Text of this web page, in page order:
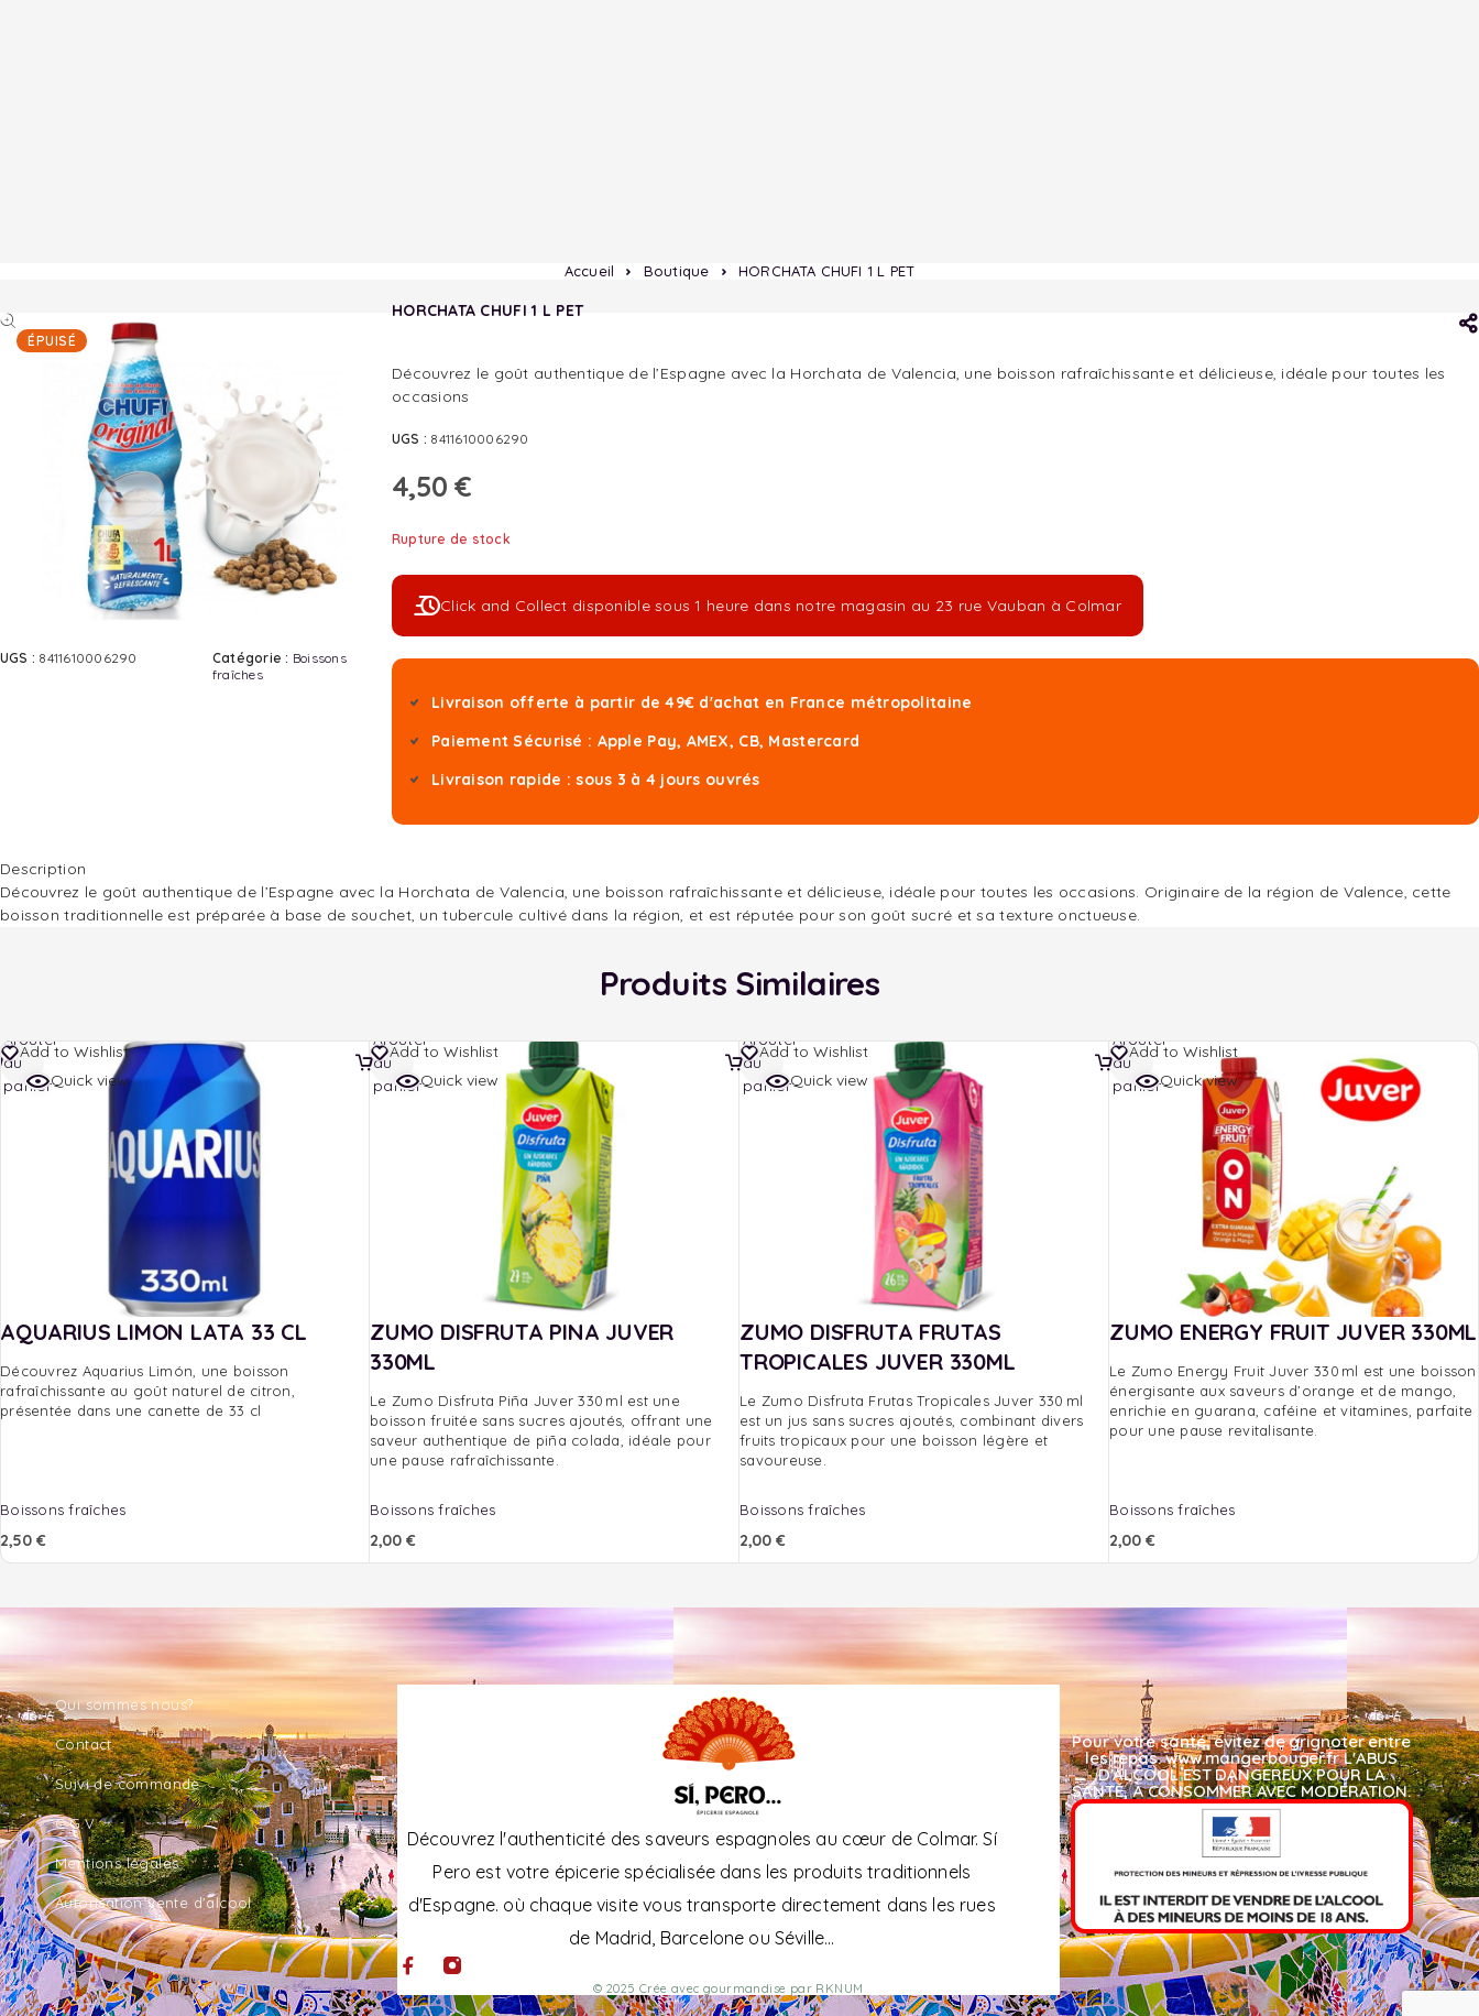
Accueil Boutique HORCHATA CHUFI 1 L PET
ÉPUISÉ
UGS : 8411610006290 Catégorie : Boissons
fraîches
HORCHATA CHUFI 1 L PET
Découvrez le goût authentique de l’Espagne avec la Horchata de Valencia, une boisson rafraîchissante et délicieuse, idéale pour toutes les
occasions
UGS : 8411610006290
4,50€
Rupture de stock
Click and Collect disponible sous 1 heure dans notre magasin au 23 rue Vauban à Colmar
Livraison offerte à partir de 49€ d'achat en France métropolitaine
Paiement Sécurisé : Apple Pay, AMEX, CB, Mastercard
Livraison rapide : sous 3 à 4 jours ouvrés
Description
Découvrez le goût authentique de l’Espagne avec la Horchata de Valencia, une boisson rafraîchissante et délicieuse, idéale pour toutes les occasions. Originaire de la région de Valence, cette
boisson traditionnelle est préparée à base de souchet, un tubercule cultivé dans la région, et est réputée pour son goût sucré et sa texture onctueuse.
Produits Similaires
Add to Wishlist
Quick view
AQUARIUS LIMON LATA 33 CL
Découvrez Aquarius Limón, une boisson
rafraîchissante au goût naturel de citron,
présentée dans une canette de 33 cl
Boissons fraîches
2,50 €
Ajouter
au
panier
Add to Wishlist
Quick view
ZUMO DISFRUTA PINA JUVER
330ML
Le Zumo Disfruta Piña Juver 330 ml est une
boisson fruitée sans sucres ajoutés, offrant une
saveur authentique de piña colada, idéale pour
une pause rafraîchissante.
Boissons fraîches
2,00 €
Ajouter
au
panier
Add to Wishlist
Quick view
ZUMO DISFRUTA FRUTAS
TROPICALES JUVER 330ML
Le Zumo Disfruta Frutas Tropicales Juver 330 ml
est un jus sans sucres ajoutés, combinant divers
fruits tropicaux pour une boisson légère et
savoureuse.
Boissons fraîches
2,00 €
Ajouter
au
panier
Add to Wishlist
Quick view
ZUMO ENERGY FRUIT JUVER 330ML
Le Zumo Energy Fruit Juver 330 ml est une boisson
énergisante aux saveurs d’orange et de mango,
enrichie en guarana, caféine et vitamines, parfaite
pour une pause revitalisante.
Boissons fraîches
2,00 €
Ajouter
au
panier
Qui sommes nous?
Contact
Suivi de commande
C.G.V
Mentions légales
Autorisation vente d'alcool
Découvrez l'authenticité des saveurs espagnoles au cœur de Colmar. Sí
Pero est votre épicerie spécialisée dans les produits traditionnels
d'Espagne. où chaque visite vous transporte directement dans les rues
de Madrid, Barcelone ou Séville...
© 2025 Crée avec gourmandise par RKNUM
Pour votre santé, évitez de grignoter entre
les repas. www.mangerbouger.fr L'ABUS
D'ALCOOL EST DANGEREUX POUR LA
SANTÉ, À CONSOMMER AVEC MODÉRATION.​